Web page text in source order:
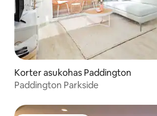
Korter asukohas Paddington
Paddington Parkside